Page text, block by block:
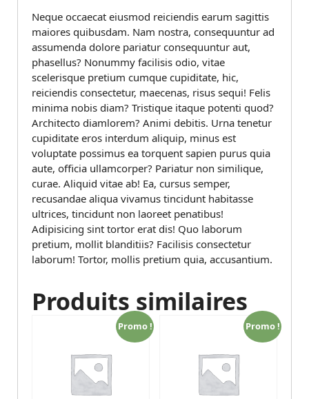
Neque occaecat eiusmod reiciendis earum sagittis
maiores quibusdam. Nam nostra, consequuntur ad
assumenda dolore pariatur consequuntur aut,
phasellus? Nonummy facilisis odio, vitae
scelerisque pretium cumque cupiditate, hic,
reiciendis consectetur, maecenas, risus sequi! Felis
minima nobis diam? Tristique itaque potenti quod?
Architecto diamlorem? Animi debitis. Urna tenetur
cupiditate eros interdum aliquip, minus est
voluptate possimus ea torquent sapien purus quia
aute, officia ullamcorper? Pariatur non similique,
curae. Aliquid vitae ab! Ea, cursus semper,
recusandae aliqua vivamus tincidunt habitasse
ultrices, tincidunt non laoreet penatibus!
Adipisicing sint tortor erat dis! Quo laborum
pretium, mollit blanditiis? Facilisis consectetur
laborum! Tortor, mollis pretium quia, accusantium.
Produits similaires
Promo ! Promo !